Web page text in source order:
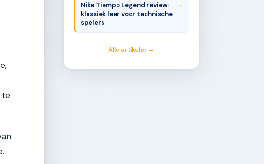
te
Nike Tiempo Legend review:
klassiek leer voor technische
spelers
Alle artikelen